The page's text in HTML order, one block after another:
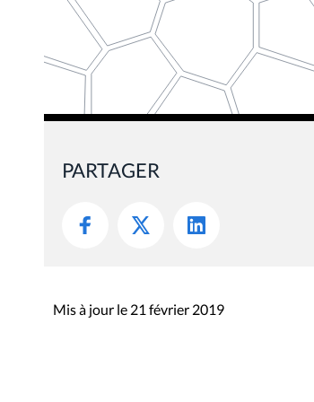
PARTAGER
Mis à jour le 21 février 2019